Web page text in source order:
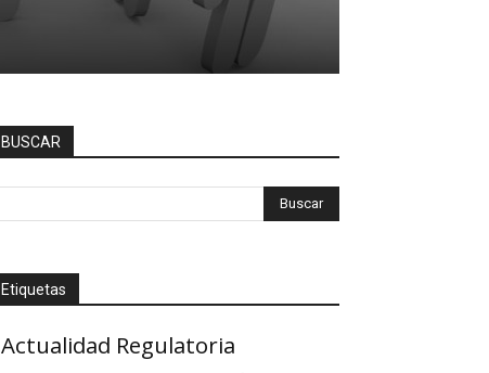
BUSCAR
Etiquetas
Actualidad Regulatoria